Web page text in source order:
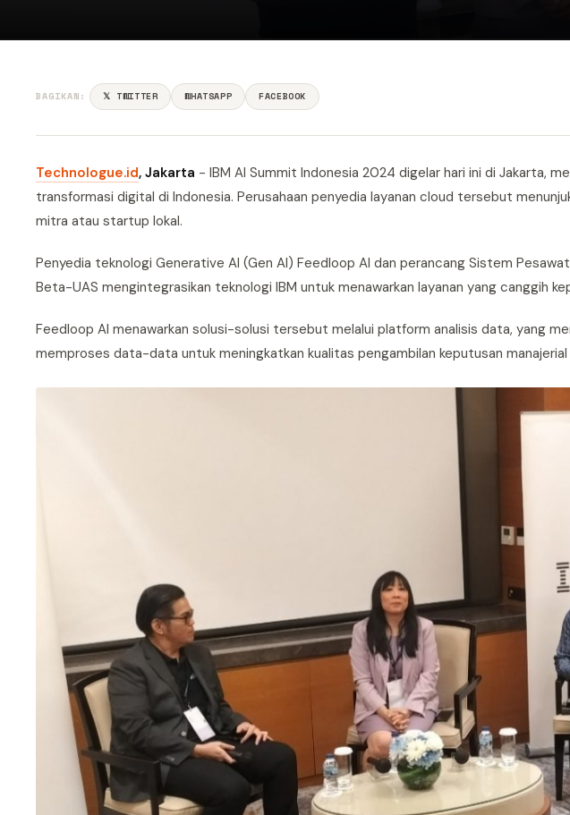
BAGIKAN: 𝕏 TWITTER WHATSAPP FACEBOOK
Technologue.id, Jakarta - IBM AI Summit Indonesia 2024 digelar hari ini di Jakarta,
transformasi digital di Indonesia. Perusahaan penyedia layanan cloud tersebut
mitra atau startup lokal.
Penyedia teknologi Generative AI (Gen AI) Feedloop AI dan perancang Sistem
Beta-UAS mengintegrasikan teknologi IBM untuk menawarkan layanan yang canggih
Feedloop AI menawarkan solusi-solusi tersebut melalui platform analisis data, yang
memproses data-data untuk meningkatkan kualitas pengambilan keputusan